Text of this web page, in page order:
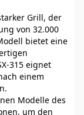
Grill, der
von 32.000
bietet eine
315 eignet
einem
Modelle des
um den